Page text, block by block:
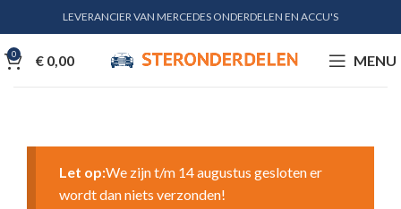
LEVERANCIER VAN MERCEDES ONDERDELEN EN ACCU'S
0 € 0,00 MENU
Let op:We zijn t/m 14 augustus gesloten er
wordt dan niets verzonden!